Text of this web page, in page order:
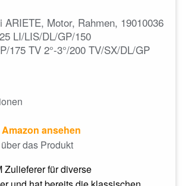
ARIETE, Motor, Rahmen, 19010036
LI/LIS/DL/GP/150
175 TV 2°-3°/200 TV/SX/DL/GP
ansehen
das Produkt
Zulieferer für diverse